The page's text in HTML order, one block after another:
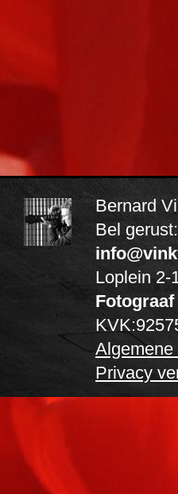
Bernard
Bel gerust:
Loplein 2-
Algemene
Privacy